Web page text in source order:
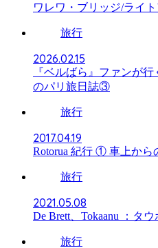
ワレワ・ブリッジ/ライ
旅行
2026.02.15
『ベルばら』ファンが
のパリ旅日誌③
旅行
2017.04.19
Rotorua 紀行 ① 車上から
旅行
2021.05.08
De Brett、Tokaanu ：タ
旅行